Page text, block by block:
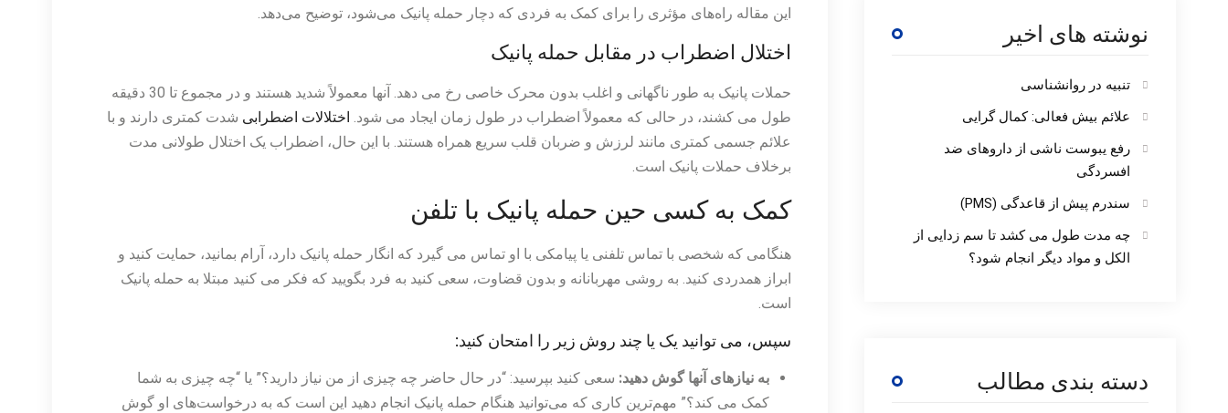
این مقاله راه‌های مؤثری را برای کمک به فردی که دچار حمله پانیک می‌شود، توضیح می‌دهد.
اختلال اضطراب در مقابل حمله پانیک
حملات پانیک به طور ناگهانی و اغلب بدون محرک خاصی رخ می دهد. آنها معمولاً شدید هستند و در مجموع تا 30 دقیقه
طول می کشند، در حالی که معمولاً اضطراب در طول زمان ایجاد می شود. اختلالات اضطرابی شدت کمتری دارند و با
علائم جسمی کمتری مانند لرزش و ضربان قلب سریع همراه هستند. با این حال، اضطراب یک اختلال طولانی مدت
برخلاف حملات پانیک است.
کمک به کسی حین حمله پانیک با تلفن
هنگامی که شخصی با تماس تلفنی یا پیامکی با او تماس می گیرد که انگار حمله پانیک دارد، آرام بمانید، حمایت کنید و
ابراز همدردی کنید. به روشی مهربانانه و بدون قضاوت، سعی کنید به فرد بگویید که فکر می کنید مبتلا به حمله پانیک
است.
سپس، می توانید یک یا چند روش زیر را امتحان کنید:
به نیازهای آنها گوش دهید: سعی کنید بپرسید: “در حال حاضر چه چیزی از من نیاز دارید؟” یا “چه چیزی به شما
کمک می کند؟” مهم‌ترین کاری که می‌توانید هنگام حمله پانیک انجام دهید این است که به درخواست‌های او گوش
نوشته های اخیر
تنبیه در روانشناسی
علائم بیش فعالی: کمال گرایی
رفع یبوست ناشی از داروهای ضد
افسردگی
سندرم پیش از قاعدگی (PMS)
چه مدت طول می کشد تا سم زدایی از
الکل و مواد دیگر انجام شود؟
دسته بندی مطالب